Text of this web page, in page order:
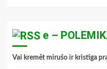
e –
Vai kremēt mirušo ir kristīga